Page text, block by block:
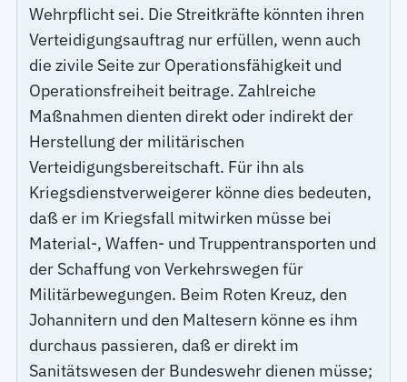
Wehrpflicht sei. Die Streitkräfte könnten ihren
Verteidigungsauftrag nur erfüllen, wenn auch
die zivile Seite zur Operationsfähigkeit und
Operationsfreiheit beitrage. Zahlreiche
Maßnahmen dienten direkt oder indirekt der
Herstellung der militärischen
Verteidigungsbereitschaft. Für ihn als
Kriegsdienstverweigerer könne dies bedeuten,
daß er im Kriegsfall mitwirken müsse bei
Material-, Waffen- und Truppentransporten und
der Schaffung von Verkehrswegen für
Militärbewegungen. Beim Roten Kreuz, den
Johannitern und den Maltesern könne es ihm
durchaus passieren, daß er direkt im
Sanitätswesen der Bundeswehr dienen müsse;